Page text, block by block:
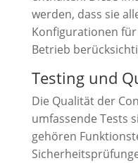
werden, dass sie
Konfigurationen
Betrieb
Testing und
Die Qualität der
umfassende Tests
gehören